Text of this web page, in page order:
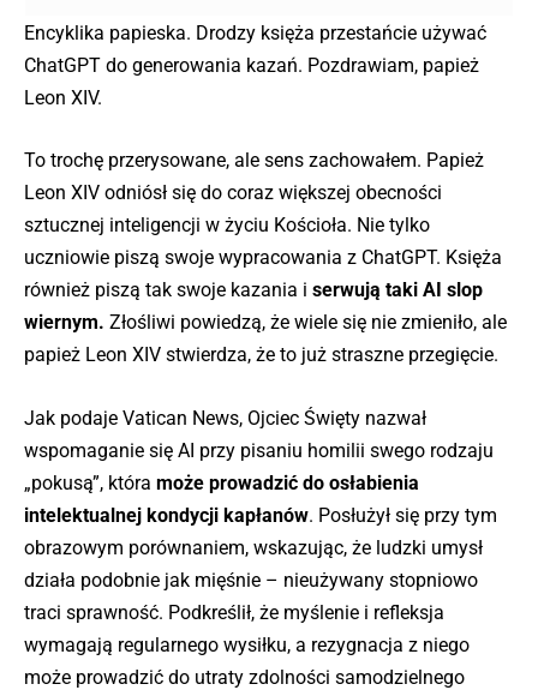
Encyklika papieska. Drodzy księża przestańcie używać
ChatGPT do generowania kazań. Pozdrawiam, papież
Leon XIV.
To trochę przerysowane, ale sens zachowałem. Papież
Leon XIV odniósł się do coraz większej obecności
sztucznej inteligencji w życiu Kościoła. Nie tylko
uczniowie piszą swoje wypracowania z ChatGPT. Księża
również piszą tak swoje kazania i serwują taki AI slop
wiernym. Złośliwi powiedzą, że wiele się nie zmieniło, ale
papież Leon XIV stwierdza, że to już straszne przegięcie.
Jak podaje Vatican News, Ojciec Święty nazwał
wspomaganie się AI przy pisaniu homilii swego rodzaju
„pokusą”, która może prowadzić do osłabienia
intelektualnej kondycji kapłanów. Posłużył się przy tym
obrazowym porównaniem, wskazując, że ludzki umysł
działa podobnie jak mięśnie – nieużywany stopniowo
traci sprawność. Podkreślił, że myślenie i refleksja
wymagają regularnego wysiłku, a rezygnacja z niego
może prowadzić do utraty zdolności samodzielnego